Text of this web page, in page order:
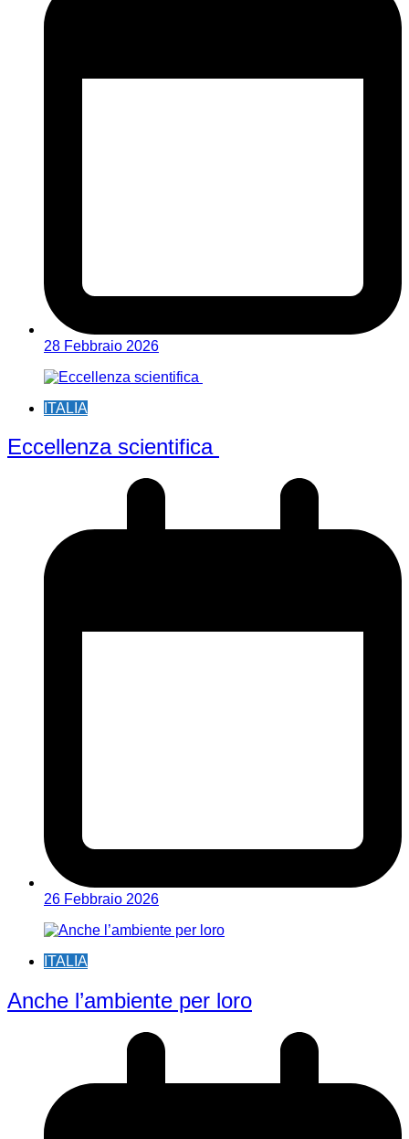
28 Febbraio 2026
ITALIA
Eccellenza scientifica
26 Febbraio 2026
ITALIA
Anche l’ambiente per loro